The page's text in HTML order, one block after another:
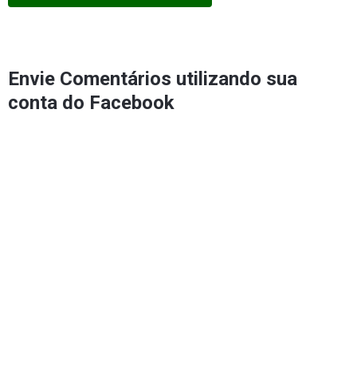
Envie Comentários utilizando sua
conta do Facebook